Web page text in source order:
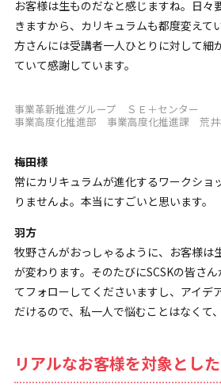
お客様は生ものだなと感じますね。日々
きますから、カリキュラムも都度変えて
方さんには受講者一人ひとりに対して細
ていて感謝しています。
事業革新推進グループ ＳＥ＋センター
事業高度化推進部 事業高度化推進課 荒
梅田様
常にカリキュラムが進化するワークショ
りませんよ。本当にすごいと思います。
羽方
牧野さんがおっしゃるように、お客様は
が変わります。そのたびにSCSKの皆さ
てフォローしてくださいますし、アイデ
だけるので、私一人で悩むことはなくて
リアルなお客様を対象とし